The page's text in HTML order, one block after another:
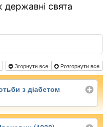
свята
Згорнути все Розгорнути все
з діабетом